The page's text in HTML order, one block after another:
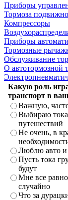
Приборы
Тормоза
Компрессоры
Приборы
Тормозные
Обслуживание
О автотормозной
Какую роль
транспорт в
Важную,
Выбираю
путешествий
Не очень, в
Люблю авто и
Пусть тока
будут
Мне все
случайно
Что за